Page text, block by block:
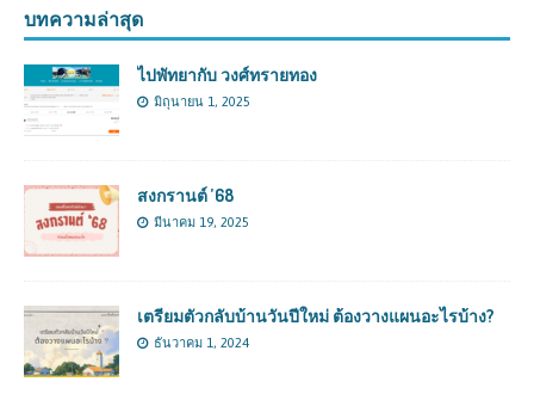
บทความล่าสุด
ไปพัทยากับ วงศ์ทรายทอง
มิถุนายน 1, 2025
สงกรานต์ ’68
มีนาคม 19, 2025
เตรียมตัวกลับบ้านวันปีใหม่ ต้องวางแผนอะไรบ้าง?
ธันวาคม 1, 2024